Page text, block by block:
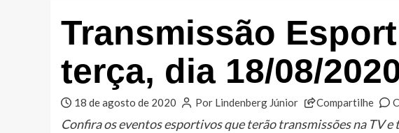
Transmissão
terça, dia 18/08/
18 de agosto de 2020 Por Lindenberg Júnior Compartilhe
Confira os eventos esportivos que terão transmissões na TV